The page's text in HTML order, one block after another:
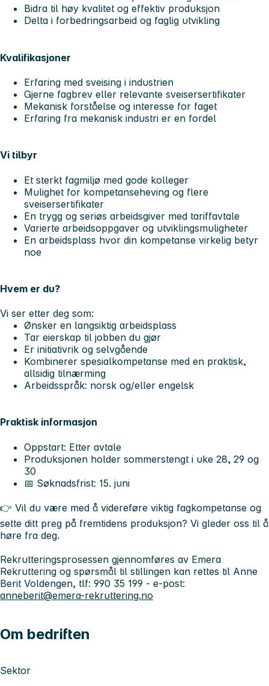
Bidra til høy kvalitet og effektiv produksjon
Delta i forbedringsarbeid og faglig utvikling
Kvalifikasjoner
Erfaring med sveising i industrien
Gjerne fagbrev eller relevante sveisersertifikater
Mekanisk forståelse og interesse for faget
Erfaring fra mekanisk industri er en fordel
Vi tilbyr
Et sterkt fagmiljø med gode kolleger
Mulighet for kompetanseheving og flere
sveisersertifikater
En trygg og seriøs arbeidsgiver med tariffavtale
Varierte arbeidsoppgaver og utviklingsmuligheter
En arbeidsplass hvor din kompetanse virkelig betyr
noe
Hvem er du?
Vi ser etter deg som:
Ønsker en langsiktig arbeidsplass
Tar eierskap til jobben du gjør
Er initiativrik og selvgående
Kombinerer spesialkompetanse med en praktisk,
allsidig tilnærming
Arbeidsspråk: norsk og/eller engelsk
Praktisk informasjon
Oppstart: Etter avtale
Produksjonen holder sommerstengt i uke 28, 29 og
30
📅 Søknadsfrist: 15. juni
👉 Vil du være med å videreføre viktig fagkompetanse og
sette ditt preg på fremtidens produksjon? Vi gleder oss til å
høre fra deg.
Rekrutteringsprosessen gjennomføres av Emera
Rekruttering og spørsmål til stillingen kan rettes til Anne
Berit Voldengen, tlf: 990 35 199 - e-post:
anneberit@emera-rekruttering.no
Om bedriften
Sektor